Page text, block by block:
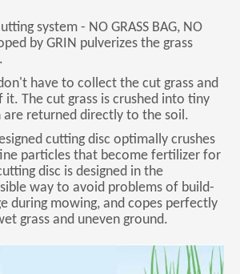
system - NO GRASS BAG, NO
by GRIN pulverizes the grass
have to collect the cut grass and
it. The cut grass is crushed into tiny
are returned directly to the soil.
cutting disc optimally crushes
particles that become fertilizer for
disc is designed in the
way to avoid problems of build-
during mowing, and copes perfectly
grass and uneven ground.